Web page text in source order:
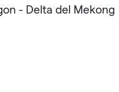
- Delta del Mekong